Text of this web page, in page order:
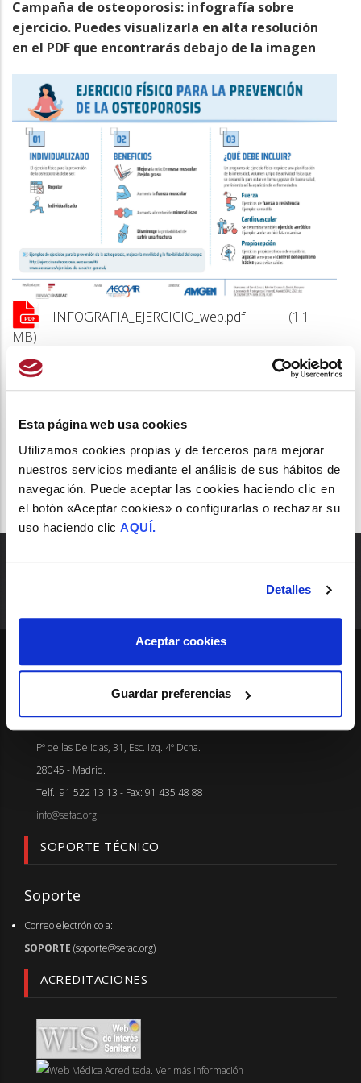
Esta página web usa cookies
Utilizamos cookies propias y de terceros para mejorar
nuestros servicios mediante el análisis de sus hábitos de
navegación. Puede aceptar las cookies haciendo clic en
el botón «Aceptar cookies» o configurarlas o rechazar su
uso haciendo clic AQUÍ.
Detalles
Aceptar cookies
Guardar preferencias
la
navegación
Campaña de osteoporosis: infografía sobre
ejercicio. Puedes visualizarla en alta resolución
en el PDF que encontrarás debajo de la imagen
INFOGRAFIA_EJERCICIO_web.pdf
(1.1
MB)
OSTEOPOROSIS CAMPAÑA DE OSTEOPOROSIS
SEDE
Madrid
Pº de las Delicias, 31, Esc. Izq. 4º Dcha.
28045 - Madrid.
Telf.: 91 522 13 13 - Fax: 91 435 48 88
info@sefac.org
SOPORTE TÉCNICO
Soporte
Correo electrónico a:
SOPORTE (soporte@sefac.org)
ACREDITACIONES